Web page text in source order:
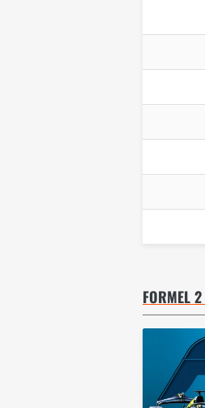
FORMEL